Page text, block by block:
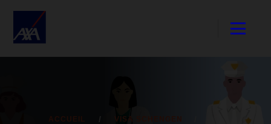
ACCUEIL VISA SCHENGEN